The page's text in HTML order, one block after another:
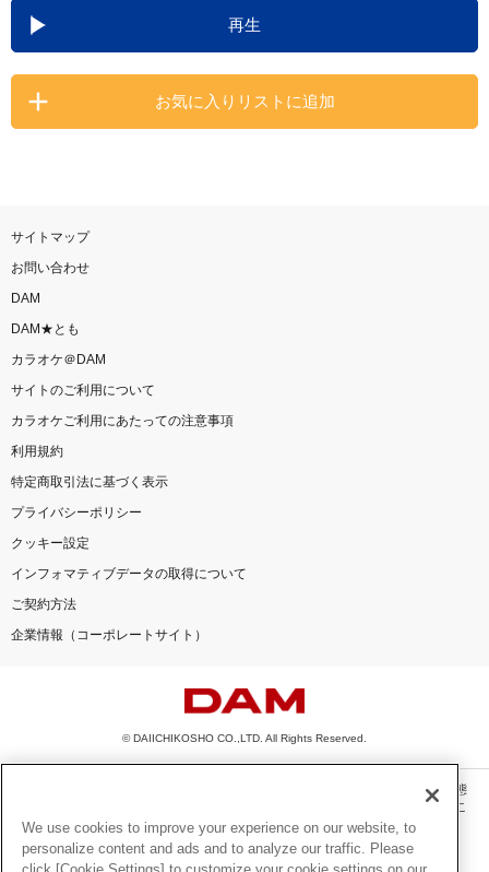
カラオケ最新情報をチェック！
再生
お気に入りリストに追加
サイトマップ
お問い合わせ
DAM
DAM★とも
カラオケ＠DAM
サイトのご利用について
カラオケご利用にあたっての注意事項
利用規約
特定商取引法に基づく表示
プライバシーポリシー
クッキー設定
インフォマティブデータの取得について
ご契約方法
企業情報（コーポレートサイト）
© DAIICHIKOSHO CO.,LTD. All Rights Reserved.
このサイトに掲載されている一切の文章・画像・写真・動画・音声等を、手段や形態
を問わず、著作権法の定める範囲を超えて無断で複製、転載、ファイル化などするこ
とを禁じます。
楽曲及びコンテンツは、機種によりご利用いただけない場合があります。
We use cookies to improve your experience on our website, to
personalize content and ads and to analyze our traffic. Please